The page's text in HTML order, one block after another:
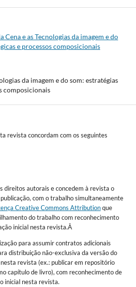
Cena e as Tecnologias da imagem e do
e processos composicionais
da imagem e do som: estratégias
composicionais
revista concordam com os seguintes
direitos autorais e concedem à revista o
com o trabalho simultaneamente
Creative Commons Attributionque
do trabalho com reconhecimento
inicial nesta revista.Â
para assumir contratos adicionais
distribuição não-exclusiva da versão do
revista (ex.: publicar em repositório
capítulo de livro), com reconhecimento de
inicial nesta revista.